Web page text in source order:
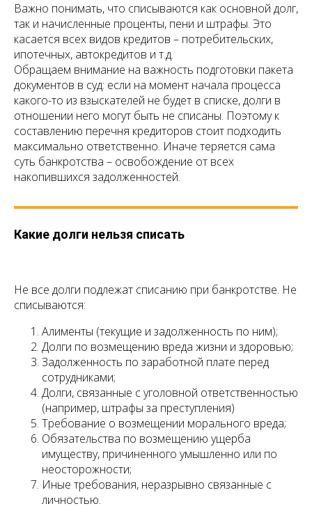
Важно понимать, что списываются как основной долг,
так и начисленные проценты, пени и штрафы. Это
касается всех видов кредитов – потребительских,
ипотечных, автокредитов и т.д.
Обращаем внимание на важность подготовки пакета
документов в суд: если на момент начала процесса
какого-то из взыскателей не будет в списке, долги в
отношении него могут быть не списаны. Поэтому к
составлению перечня кредиторов стоит подходить
максимально ответственно. Иначе теряется сама
суть банкротства – освобождение от всех
накопившихся задолженностей.
Какие долги нельзя списать
Не все долги подлежат списанию при банкротстве. Не
списываются:
Алименты (текущие и задолженность по ним);
Долги по возмещению вреда жизни и здоровью;
Задолженность по заработной плате перед
сотрудниками;
Долги, связанные с уголовной ответственностью
(например, штрафы за преступления)
Требование о возмещении морального вреда;
Обязательства по возмещению ущерба
имуществу, причиненного умышленно или по
неосторожности;
Иные требования, неразрывно связанные с
личностью.